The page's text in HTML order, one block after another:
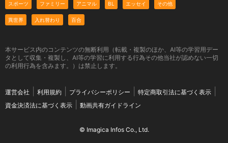
スポーツ ファミリー アニマル BL エッセイ その他
異世界 入れ替わり 百合
本サービス内のコンテンツの無断利用（転載・複製のほか、AI等の学習用デー
タとして収集・複製し、AI等の学習に利用する行為その他当社が認めない一切
の利用行為を含みます。）は禁止します。
運営会社 利用規約 プライバシーポリシー
特定商取引法に基づく表示
資金決済法に基づく表示
動画共有ガイドライン
© Imagica Infos Co., Ltd.